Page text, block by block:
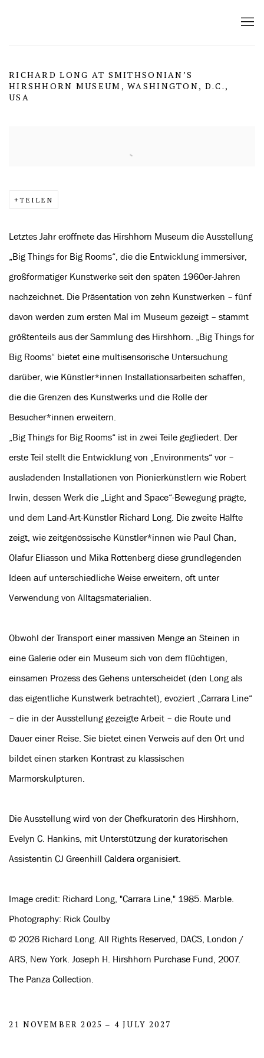
RICHARD LONG AT SMITHSONIAN’S
HIRSHHORN MUSEUM, WASHINGTON, D.C.,
USA
TEILEN
Letztes Jahr eröffnete das Hirshhorn Museum die Ausstellung
„Big Things for Big Rooms“, die die Entwicklung immersiver,
großformatiger Kunstwerke seit den späten 1960er-Jahren
nachzeichnet. Die Präsentation von zehn Kunstwerken – fünf
davon werden zum ersten Mal im Museum gezeigt – stammt
größtenteils aus der Sammlung des Hirshhorn. „Big Things for
Big Rooms“ bietet eine multisensorische Untersuchung
darüber, wie Künstler*innen Installationsarbeiten schaffen,
die die Grenzen des Kunstwerks und die Rolle der
Besucher*innen erweitern.
„Big Things for Big Rooms“ ist in zwei Teile gegliedert. Der
erste Teil stellt die Entwicklung von „Environments“ vor –
ausladenden Installationen von Pionierkünstlern wie Robert
Irwin, dessen Werk die „Light and Space“-Bewegung prägte,
und dem Land-Art-Künstler Richard Long. Die zweite Hälfte
zeigt, wie zeitgenössische Künstler*innen wie Paul Chan,
Olafur Eliasson und Mika Rottenberg diese grundlegenden
Ideen auf unterschiedliche Weise erweitern, oft unter
Verwendung von Alltagsmaterialien.
Obwohl der Transport einer massiven Menge an Steinen in
eine Galerie oder ein Museum sich von dem flüchtigen,
einsamen Prozess des Gehens unterscheidet (den Long als
das eigentliche Kunstwerk betrachtet), evoziert „Carrara Line“
– die in der Ausstellung gezeigte Arbeit – die Route und
Dauer einer Reise. Sie bietet einen Verweis auf den Ort und
bildet einen starken Kontrast zu klassischen
Marmorskulpturen.
Die Ausstellung wird von der Chefkuratorin des Hirshhorn,
Evelyn C. Hankins, mit Unterstützung der kuratorischen
Assistentin CJ Greenhill Caldera organisiert.
Image credit: Richard Long, "Carrara Line," 1985. Marble.
Photography: Rick Coulby
© 2026 Richard Long. All Rights Reserved, DACS, London /
ARS, New York. Joseph H. Hirshhorn Purchase Fund, 2007.
The Panza Collection.
21 NOVEMBER 2025 – 4 JULY 2027